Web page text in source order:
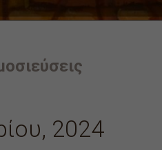
2024